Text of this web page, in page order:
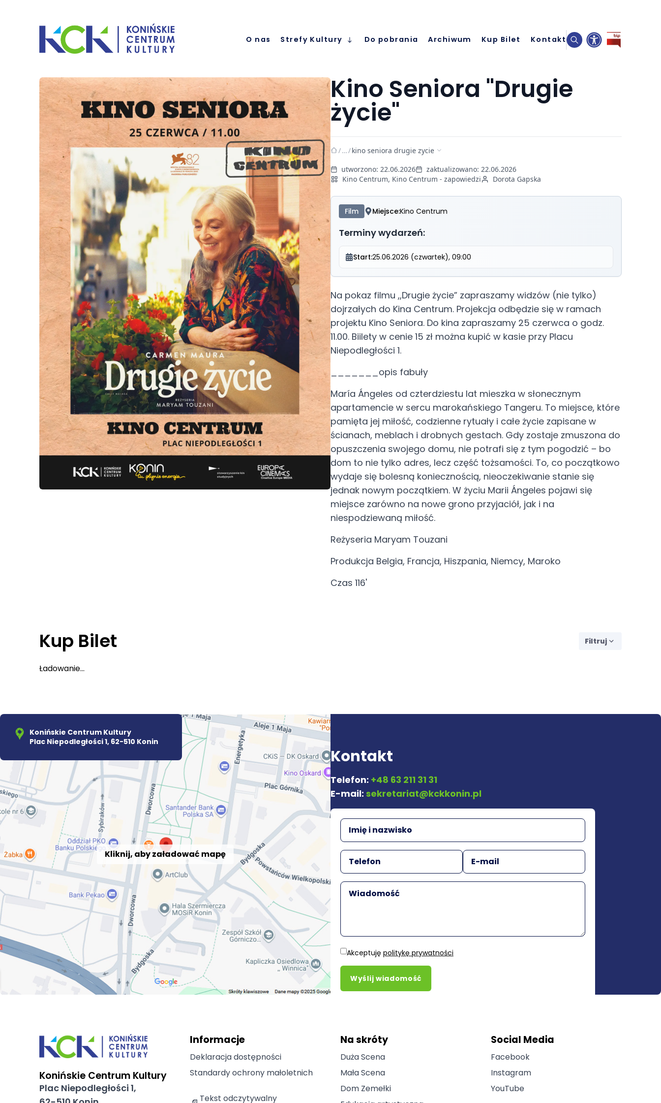
O nas Strefy Kultury Do pobrania Archiwum Kup Bilet Kontakt
Kino Seniora "Drugie
życie"
/…/kino seniora drugie zycie
utworzono: 22.06.2026 zaktualizowano: 22.06.2026
Kino Centrum, Kino Centrum - zapowiedzi Dorota Gapska
Film Miejsce:Kino Centrum
Terminy wydarzeń:
Start:25.06.2026 (czwartek), 09:00
Na pokaz filmu ,,Drugie życie” zapraszamy widzów (nie tylko)
dojrzałych do Kina Centrum. Projekcja odbędzie się w ramach
projektu Kino Seniora. Do kina zapraszamy 25 czerwca o godz.
11.00. Biilety w cenie 15 zł można kupić w kasie przy Placu
Niepodległości 1.
_______opis fabuły
María Ángeles od czterdziestu lat mieszka w słonecznym
apartamencie w sercu marokańskiego Tangeru. To miejsce, które
pamięta jej miłość, codzienne rytuały i całe życie zapisane w
ścianach, meblach i drobnych gestach. Gdy zostaje zmuszona do
opuszczenia swojego domu, nie potrafi się z tym pogodzić – bo
dom to nie tylko adres, lecz część tożsamości. To, co początkowo
wydaje się bolesną koniecznością, nieoczekiwanie stanie się
jednak nowym początkiem. W życiu Marii Ángeles pojawi się
miejsce zarówno na nowe grono przyjaciół, jak i na
niespodziewaną miłość.
Reżyseria Maryam Touzani
Produkcja Belgia, Francja, Hiszpania, Niemcy, Maroko
Czas 116'
Kup Bilet Filtruj
Ładowanie...
Kliknij, aby załadować mapę
Konińskie Centrum Kultury
Plac Niepodległości 1, 62-510 Konin
Kontakt
Telefon: +48 63 211 31 31
E-mail: sekretariat@kckkonin.pl
Akceptuję politykę prywatności
Wyślij wiadomość
Konińskie Centrum Kultury
Plac Niepodległości 1,
Informacje
Deklaracja dostępności
Standardy ochrony małoletnich
Tekst odczytywalny
Na skróty
Duża Scena
Mała Scena
Dom Zemełki
Social Media
Facebook
Instagram
YouTube